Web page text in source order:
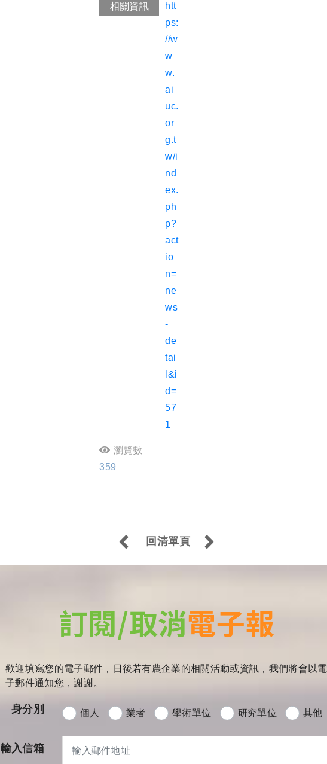
相關資訊
htt
ps:
//w
w
w.
ai
uc.
or
g.t
w/i
nd
ex.
ph
p?
act
io
n=
ne
ws
-
de
tai
l&i
d=
57
1
瀏覽數
359
回清單頁
訂閱/取消電子報
歡迎填寫您的電子郵件，日後若有農企業的相關活動或資訊，我們將會以電
子郵件通知您，謝謝。
身分別 個人 業者 學術單位 研究單位 其他
輸入信箱